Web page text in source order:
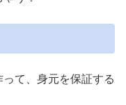
て、身元を保証する